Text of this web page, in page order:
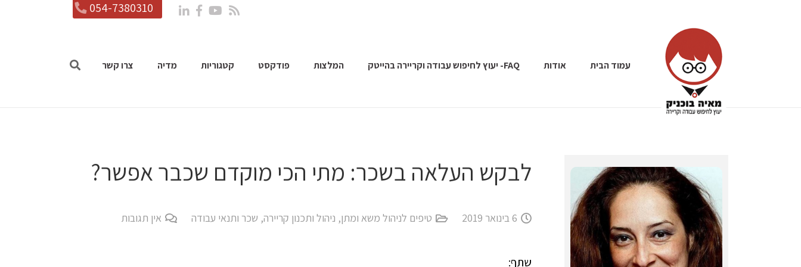
054-7380310
עמוד הבית אודות FAQ- יעוץ לחיפוש עבודה וקריירה בהייטק המלצות פודקסט קטגוריות מדיה צרו קשר
לבקש העלאה בשכר: מתי הכי מוקדם שכבר אפשר?
6 בינואר 2019 טיפים לניהול משא ומתן, ניהול ותכנון קריירה, שכר ותנאי עבודה אין תגובות
שתף: